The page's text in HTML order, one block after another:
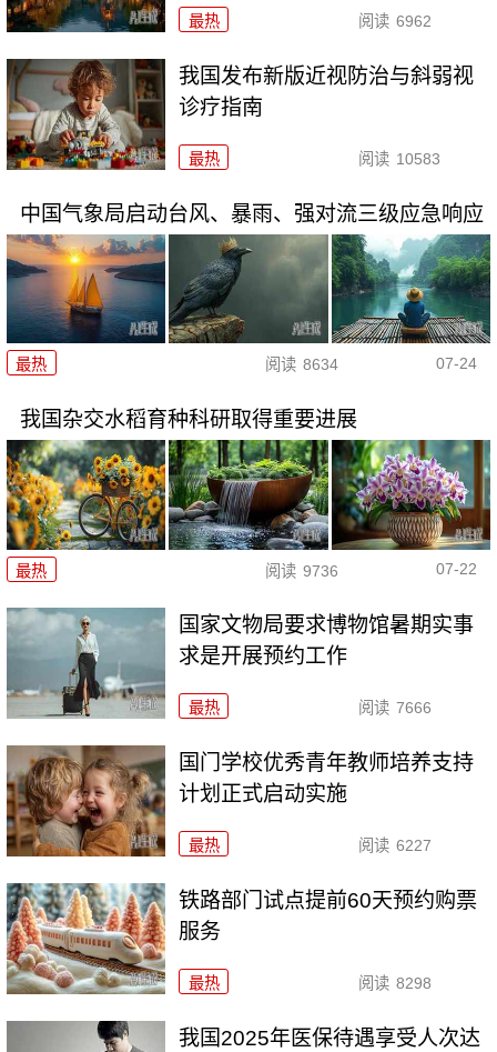
最热 阅读 6962
我国发布新版近视防治与斜弱视
诊疗指南
最热 阅读 10583
中国气象局启动台风、暴雨、强对流三级应急响应
最热 阅读 8634 07-24
我国杂交水稻育种科研取得重要进展
最热 阅读 9736 07-22
国家文物局要求博物馆暑期实事
求是开展预约工作
最热 阅读 7666
国门学校优秀青年教师培养支持
计划正式启动实施
最热 阅读 6227
铁路部门试点提前60天预约购票
服务
最热 阅读 8298
我国2025年医保待遇享受人次达